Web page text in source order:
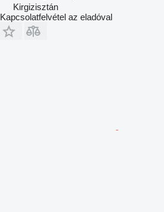
Kirgizisztán
Kapcsolatfelvétel az eladóval